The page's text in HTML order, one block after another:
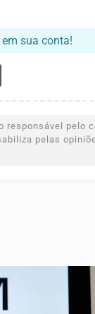
sua conta!
responsável
pelas